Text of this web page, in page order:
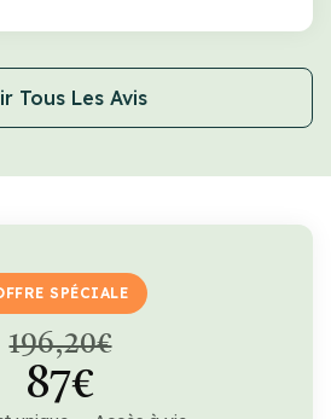
Tous Les Avis
SPÉCIALE
196,20€
87€